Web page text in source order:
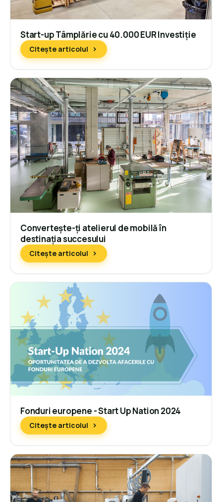
Start-up Tâmplărie cu 40.000 EUR Investiție
Citește articolul
Convertește-ți atelierul de mobilă în
destinația succesului
Citește articolul
Fonduri europene - Start Up Nation 2024
Citește articolul